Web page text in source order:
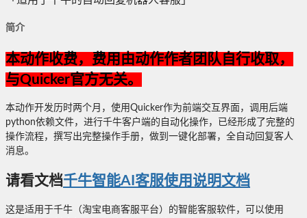
简介
本动作收费，费用由动作作者团队自行收取，
与Quicker官方无关。
本动作开发历时两个月，使用Quicker作为前端交互界面，调用后端
python依赖文件，进行千牛客户端的自动化操作，已经形成了完整的
操作流程，撰写出完整操作手册，做到一键化部署，全自动回复客人
消息。
请看文档千牛智能AI客服使用说明文档
这是适用于千牛（淘宝电商客服平台）的智能客服软件，可以使用